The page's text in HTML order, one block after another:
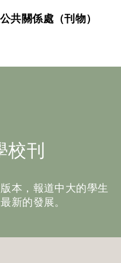
共關係處（刊物）
校刊
本，報道中大的學生
新的發展。